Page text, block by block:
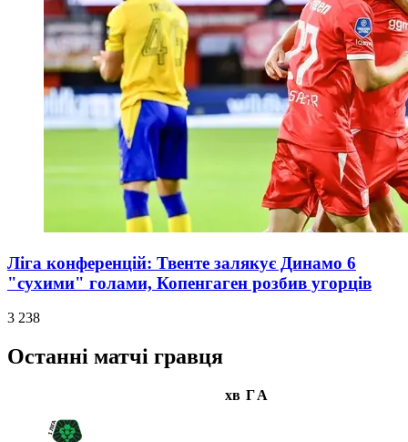
Ліга конференцій: Твенте залякує Динамо 6
"сухими" голами, Копенгаген розбив угорців
3 238
Останні матчі гравця
хв ГА